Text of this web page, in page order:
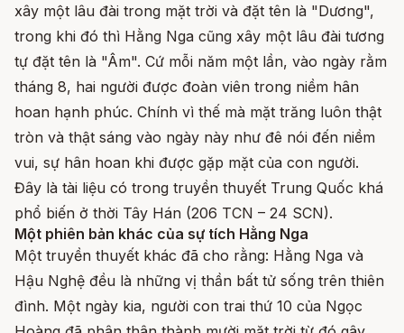
xây một lâu đài trong mặt trời và đặt tên là "Dương",
trong khi đó thì Hằng Nga cũng xây một lâu đài tương
tự đặt tên là "Âm". Cứ mỗi năm một lần, vào ngày rằm
tháng 8, hai người được đoàn viên trong niềm hân
hoan hạnh phúc. Chính vì thế mà mặt trăng luôn thật
tròn và thật sáng vào ngày này như đê nói đến niềm
vui, sự hân hoan khi được gặp mặt của con người.
Đây là tài liệu có trong truyền thuyết Trung Quốc khá
phổ biến ở thời Tây Hán (206 TCN – 24 SCN).
Một phiên bản khác của sự tích Hằng Nga
Một truyền thuyết khác đã cho rằng: Hằng Nga và
Hậu Nghệ đều là những vị thần bất tử sống trên thiên
đình. Một ngày kia, người con trai thứ 10 của Ngọc